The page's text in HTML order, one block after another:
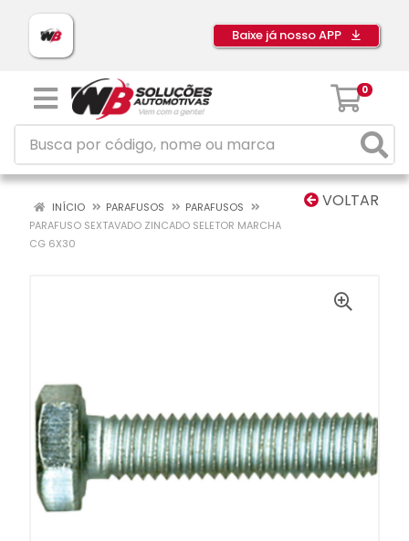
Baixe já nosso APP
0
VOLTAR
INÍCIO PARAFUSOS
PARAFUSOS
PARAFUSO SEXTAVADO ZINCADO SELETOR MARCHA
CG 6X30